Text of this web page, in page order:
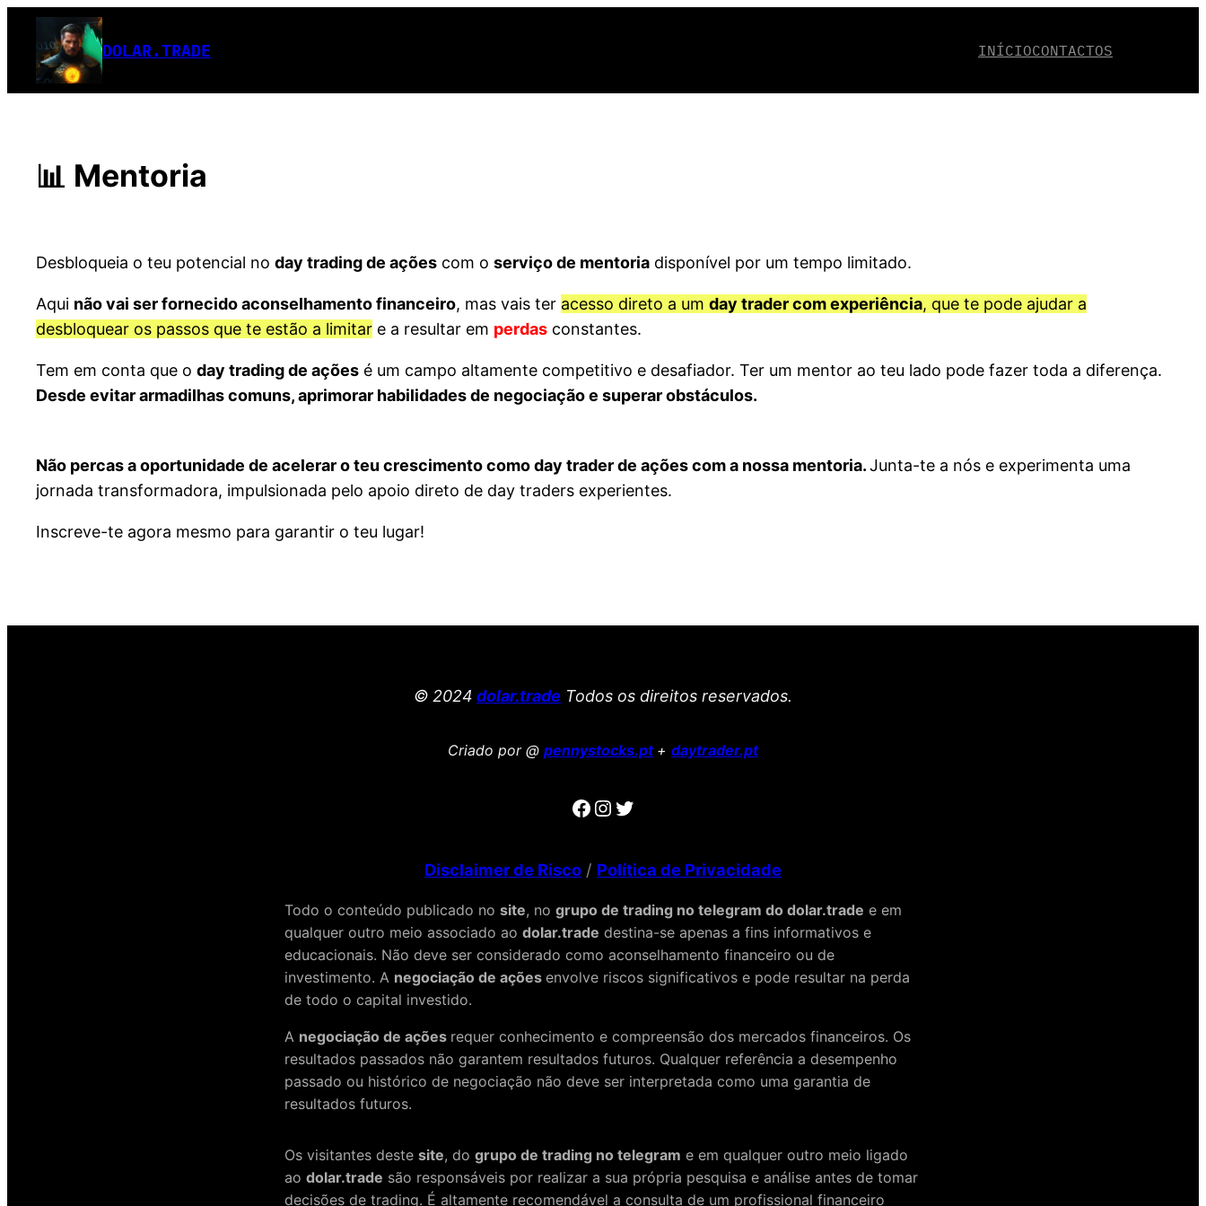
Saltar
para
conteúdo
DOLAR.TRADE INÍCIOCONTACTOS
📊 Mentoria
Desbloqueia o teu potencial no day trading de ações com o serviço de mentoria disponível por um tempo limitado.
Aqui não vai ser fornecido aconselhamento financeiro, mas vais ter acesso direto a um day trader com experiência, que te pode ajudar a
desbloquear os passos que te estão a limitar e a resultar em perdas constantes.
Tem em conta que o day trading de ações é um campo altamente competitivo e desafiador. Ter um mentor ao teu lado pode fazer toda a diferença.
Desde evitar armadilhas comuns, aprimorar habilidades de negociação e superar obstáculos.
Não percas a oportunidade de acelerar o teu crescimento como day trader de ações com a nossa mentoria.Junta-te a nós e experimenta uma
jornada transformadora, impulsionada pelo apoio direto de day traders experientes.
Inscreve-te agora mesmo para garantir o teu lugar!
© 2024 dolar.trade Todos os direitos reservados.
Criado por @ pennystocks.pt + daytrader.pt
Facebook
Instagram
Twitter
Disclaimer de Risco / Política de Privacidade
Todo o conteúdo publicado no site, no grupo de trading no telegram do dolar.trade e em
qualquer outro meio associado ao dolar.trade destina-se apenas a fins informativos e
educacionais. Não deve ser considerado como aconselhamento financeiro ou de
investimento. A negociação de ações envolve riscos significativos e pode resultar na perda
de todo o capital investido.
A negociação de ações requer conhecimento e compreensão dos mercados financeiros. Os
resultados passados não garantem resultados futuros. Qualquer referência a desempenho
passado ou histórico de negociação não deve ser interpretada como uma garantia de
resultados futuros.
Os visitantes deste site, do grupo de trading no telegram e em qualquer outro meio ligado
ao dolar.trade são responsáveis por realizar a sua própria pesquisa e análise antes de tomar
decisões de trading. É altamente recomendável a consulta de um profissional financeiro